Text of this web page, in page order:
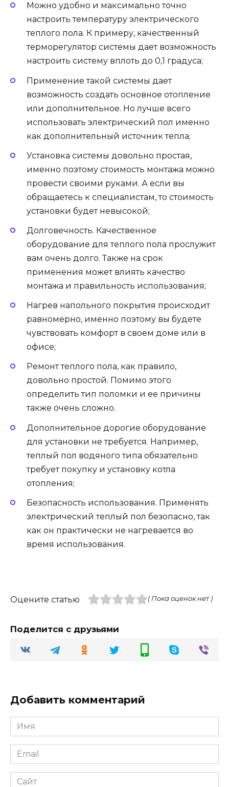
Можно удобно и максимально точно
настроить температуру электрического
теплого пола. К примеру, качественный
терморегулятор системы дает возможность
настроить систему вплоть до 0,1 градуса;
Применение такой системы дает
возможность создать основное отопление
или дополнительное. Но лучше всего
использовать электрический пол именно
как дополнительный источник тепла;
Установка системы довольно простая,
именно поэтому стоимость монтажа можно
провести своими руками. А если вы
обращаетесь к специалистам, то стоимость
установки будет невысокой;
Долговечность. Качественное
оборудование для теплого пола прослужит
вам очень долго. Также на срок
применения может влиять качество
монтажа и правильность использования;
Нагрев напольного покрытия происходит
равномерно, именно поэтому вы будете
чувствовать комфорт в своем доме или в
офисе;
Ремонт теплого пола, как правило,
довольно простой. Помимо этого
определить тип поломки и ее причины
также очень сложно.
Дополнительное дорогие оборудование
для установки не требуется. Например,
теплый пол водяного типа обязательно
требует покупку и установку котла
отопления;
Безопасность использования. Применять
электрический теплый пол безопасно, так
как он практически не нагревается во
время использования.
Оцените статью ( Пока оценок нет )
Поделится с друзьями
Добавить комментарий
Имя
Email
Сайт